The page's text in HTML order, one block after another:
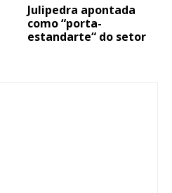
Julipedra apontada
como “porta-
estandarte“ do setor